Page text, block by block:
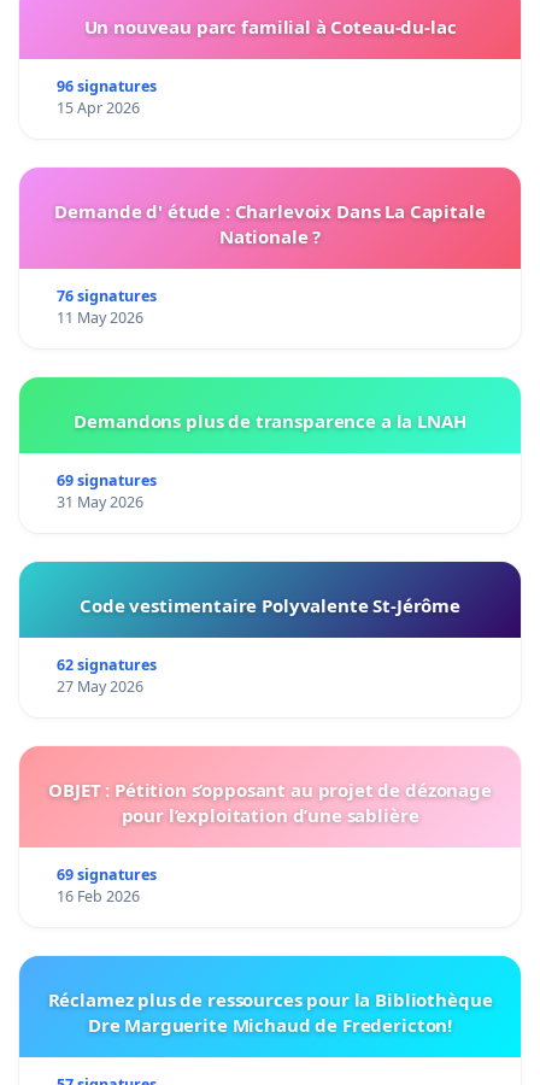
Un nouveau parc familial à Coteau-du-lac
96 signatures
15 Apr 2026
Demande d' étude : Charlevoix Dans La Capitale
Nationale ?
76 signatures
11 May 2026
Demandons plus de transparence a la LNAH
69 signatures
31 May 2026
Code vestimentaire Polyvalente St-Jérôme
62 signatures
27 May 2026
OBJET : Pétition s’opposant au projet de dézonage
pour l’exploitation d’une sablière
69 signatures
16 Feb 2026
Réclamez plus de ressources pour la Bibliothèque
Dre Marguerite Michaud de Fredericton!